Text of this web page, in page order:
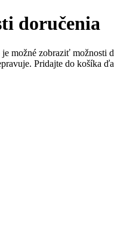
doručenia
možné zobraziť možnosti
Pridajte do košíka